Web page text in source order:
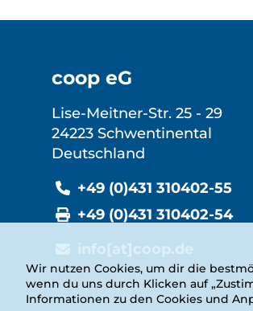
Wir nutzen Cookies, um dir die
wenn du uns durch Klicken auf
Informationen zu den Cookies und
coop eG
Lise-Meitner-Str. 25 - 29
24223 Schwentinental
Deutschland
+49 (0)431 310402-55
+49 (0)431 310402-54
info[at]coop.de